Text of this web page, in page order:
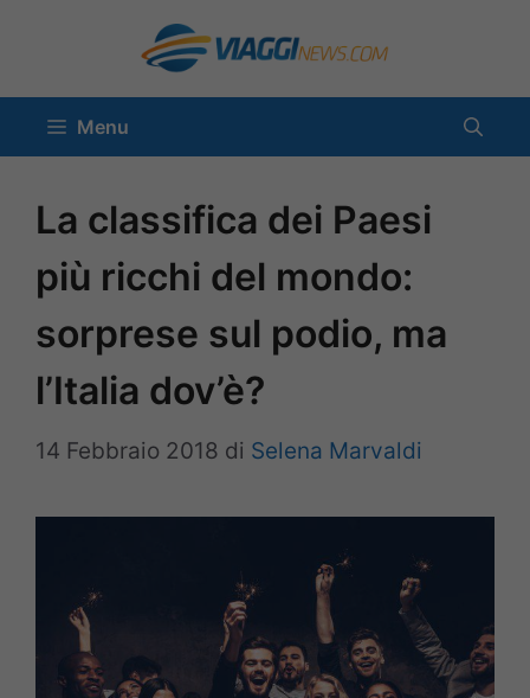
contenuto
Menu
La classifica dei Paesi
più ricchi del mondo:
sorprese sul podio, ma
l’Italia dov’è?
14 Febbraio 2018 di Selena Marvaldi